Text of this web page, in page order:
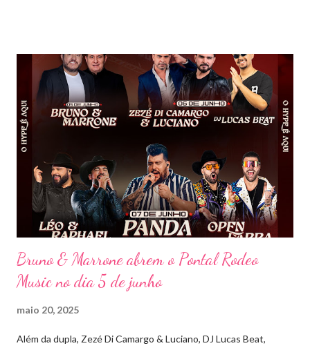
única, com o público cantando junto do início ao fim. Criado em
2018, o projeto Violada BeD se tornou uma verdadeira marca
registrada da carreira da dupla, oferecendo ao público um show
imersivo, com horas de duração, que mistura grandes clássicos
do sertanejo com homenagens a outros gêneros. No palco,
Bruninho & Davi transitam com naturalidade entre os seus hits e
releituras de artistas como Sandy & Junior, CPM 22 e
Detonautas, cria...
Bruno & Marrone abrem o Pontal Rodeo
Music no dia 5 de junho
maio 20, 2025
Além da dupla, Zezé Di Camargo & Luciano, DJ Lucas Beat,